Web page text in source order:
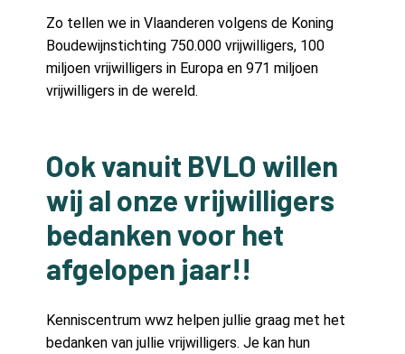
Zo tellen we in Vlaanderen volgens de Koning
Boudewijnstichting 750.000 vrijwilligers, 100
miljoen vrijwilligers in Europa en 971 miljoen
vrijwilligers in de wereld.
Ook vanuit BVLO willen
wij al onze vrijwilligers
bedanken voor het
afgelopen jaar!!
Kenniscentrum wwz helpen jullie graag met het
bedanken van jullie vrijwilligers. Je kan hun